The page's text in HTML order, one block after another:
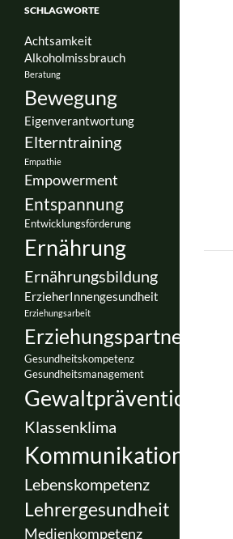
SCHLAGWORTE
Achtsamkeit
Alkoholmissbrauch
Beratung
Bewegung
Eigenverantwortung
Elterntraining
Empathie
Empowerment
Entspannung
Entwicklungsförderung
Ernährung
Ernährungsbildung
ErzieherInnengesundheit
Erziehungsarbeit
Erziehungspartnerschaft
Gesundheitskompetenz
Gesundheitsmanagement
Gewaltprävention
Klassenklima
Kommunikation
Lebenskompetenz
Lehrergesundheit
Medienkompetenz